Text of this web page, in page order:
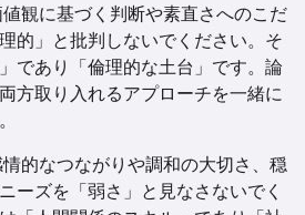
値観に基づく判断や素直さへのこだ
的」と批判しないでください。そ
であり「倫理的な土台」です。論
方取り入れるアプローチを一緒に
情的なつながりや調和の大切さ、穏
ーズを「弱さ」と見なさないでく